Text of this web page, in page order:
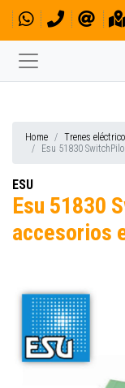
Home Trenes
Esu 51830
ESU
Esu 51830
accesorios